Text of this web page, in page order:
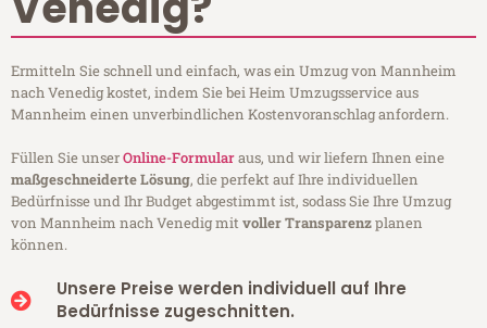
Ermitteln Sie schnell und einfach, was ein Umzug von Mannheim
nach Venedig kostet, indem Sie bei Heim Umzugsservice aus
Mannheim einen unverbindlichen Kostenvoranschlag anfordern.
Füllen Sie unserOnline-Formularaus, und wir liefern Ihnen eine
maßgeschneiderte Lösung, die perfekt auf Ihre individuellen
Bedürfnisse und Ihr Budget abgestimmt ist, sodass Sie Ihre Umzug
von Mannheim nach Venedig mitvoller Transparenzplanen
können.
Unsere Preise werden individuell auf Ihre
Bedürfnisse zugeschnitten.